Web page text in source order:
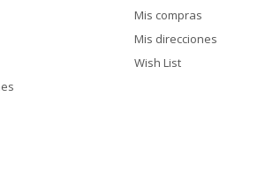
Mis compras
Mis direcciones
Wish List